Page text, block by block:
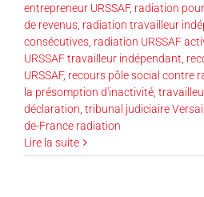
entrepreneur URSSAF, radiation
de revenus radiation travailleur
consécutives radiation URSSAF
URSSAF travailleur indépendant
URSSAF, recours pôle social contre
la présomption d'inactivité
déclaration tribunal judiciaire
de-France radiation
Lire la suite